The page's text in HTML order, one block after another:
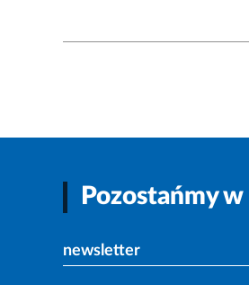
Pozostańmy
newsletter